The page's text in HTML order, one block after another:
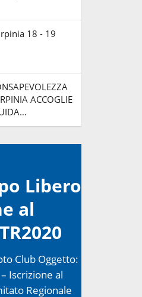
18 - 19
ACCOGLIE
Libero
al
Club Oggetto:
Iscrizione al
Regionale